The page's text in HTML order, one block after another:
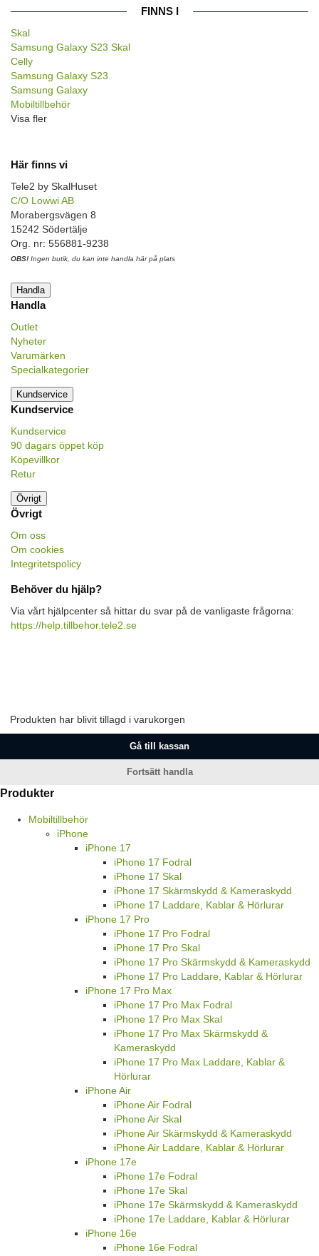
FINNS I
Skal
Samsung Galaxy S23 Skal
Celly
Samsung Galaxy S23
Samsung Galaxy
Mobiltillbehör
Visa fler
Här finns vi
Tele2 by SkalHuset
C/O Lowwi AB
Morabergsvägen 8
15242 Södertälje
Org. nr: 556881-9238
OBS! Ingen butik, du kan inte handla här på plats
Handla
Handla
Outlet
Nyheter
Varumärken
Specialkategorier
Kundservice
Kundservice
Kundservice
90 dagars öppet köp
Köpevillkor
Retur
Övrigt
Övrigt
Om oss
Om cookies
Integritetspolicy
Behöver du hjälp?
Via vårt hjälpcenter så hittar du svar på de vanligaste frågorna:
https://help.tillbehor.tele2.se
Produkten har blivit tillagd i varukorgen
Gå till kassan
Fortsätt handla
Produkter
Mobiltillbehör
iPhone
iPhone 17
iPhone 17 Fodral
iPhone 17 Skal
iPhone 17 Skärmskydd & Kameraskydd
iPhone 17 Laddare, Kablar & Hörlurar
iPhone 17 Pro
iPhone 17 Pro Fodral
iPhone 17 Pro Skal
iPhone 17 Pro Skärmskydd & Kameraskydd
iPhone 17 Pro Laddare, Kablar & Hörlurar
iPhone 17 Pro Max
iPhone 17 Pro Max Fodral
iPhone 17 Pro Max Skal
iPhone 17 Pro Max Skärmskydd &
Kameraskydd
iPhone 17 Pro Max Laddare, Kablar &
Hörlurar
iPhone Air
iPhone Air Fodral
iPhone Air Skal
iPhone Air Skärmskydd & Kameraskydd
iPhone Air Laddare, Kablar & Hörlurar
iPhone 17e
iPhone 17e Fodral
iPhone 17e Skal
iPhone 17e Skärmskydd & Kameraskydd
iPhone 17e Laddare, Kablar & Hörlurar
iPhone 16e
iPhone 16e Fodral